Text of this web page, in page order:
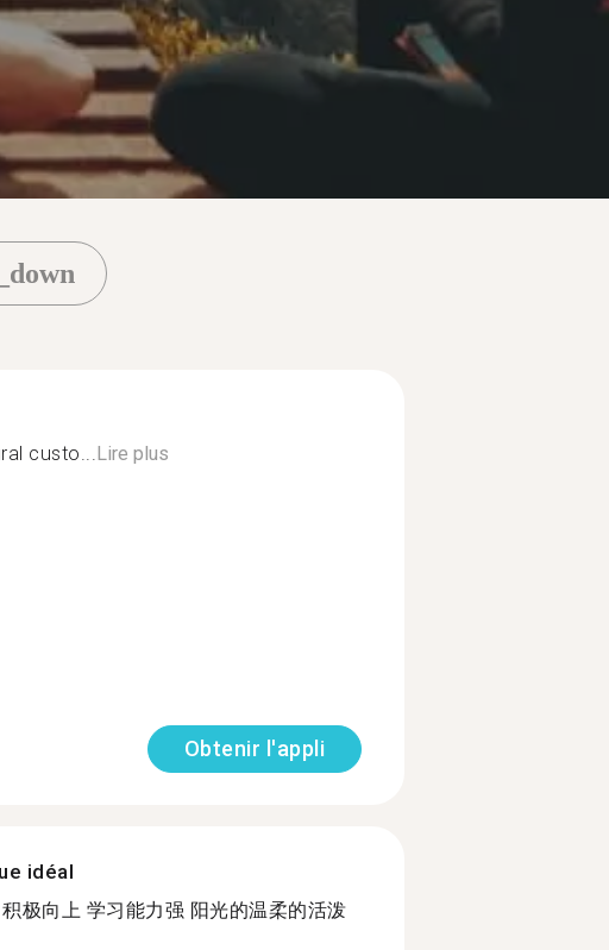
custo...Lire plus
Obtenir l'appli
idéal
极向上 学习能力强 阳光的温柔的活泼